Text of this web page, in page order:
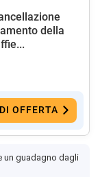
della
OFFERTA
un guadagno dagli